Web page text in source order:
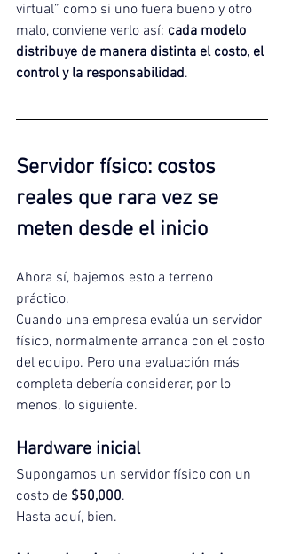
virtual” como si uno fuera bueno y otro
malo, conviene verlo así: cada modelo
distribuye de manera distinta el costo, el
control y la responsabilidad.
Servidor físico: costos
reales que rara vez se
meten desde el inicio
Ahora sí, bajemos esto a terreno
práctico.
Cuando una empresa evalúa un servidor
físico, normalmente arranca con el costo
del equipo. Pero una evaluación más
completa debería considerar, por lo
menos, lo siguiente.
Hardware inicial
Supongamos un servidor físico con un
costo de $50,000.
Hasta aquí, bien.